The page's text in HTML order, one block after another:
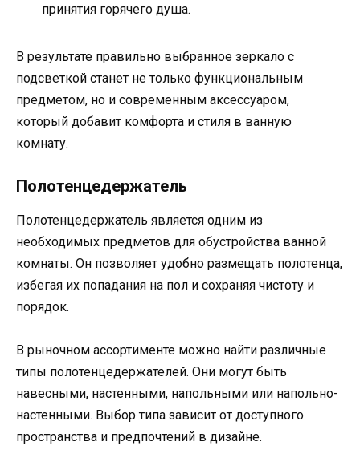
принятия горячего душа.
В результате правильно выбранное зеркало с
подсветкой станет не только функциональным
предметом, но и современным аксессуаром,
который добавит комфорта и стиля в ванную
комнату.
Полотенцедержатель
Полотенцедержатель является одним из
необходимых предметов для обустройства ванной
комнаты. Он позволяет удобно размещать полотенца,
избегая их попадания на пол и сохраняя чистоту и
порядок.
В рыночном ассортименте можно найти различные
типы полотенцедержателей. Они могут быть
навесными, настенными, напольными или напольно-
настенными. Выбор типа зависит от доступного
пространства и предпочтений в дизайне.